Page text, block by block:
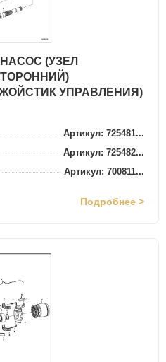
(УЗЕЛ
УПРАВЛЕНИЯ)
Артикул: 725481...
Артикул: 725482...
Артикул: 700811...
Подробнее >